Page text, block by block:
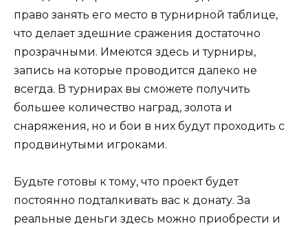
право занять его место в турнирной таблице,
что делает здешние сражения достаточно
прозрачными. Имеются здесь и турниры,
запись на которые проводится далеко не
всегда. В турнирах вы сможете получить
большее количество наград, золота и
снаряжения, но и бои в них будут проходить с
продвинутыми игроками.
Будьте готовы к тому, что проект будет
постоянно подталкивать вас к донату. За
реальные деньги здесь можно приобрести и